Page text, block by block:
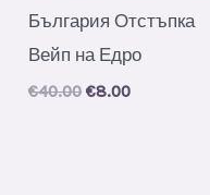
България Отстъпка
Вейп на Едро
€40.00 Original
€8.00Current